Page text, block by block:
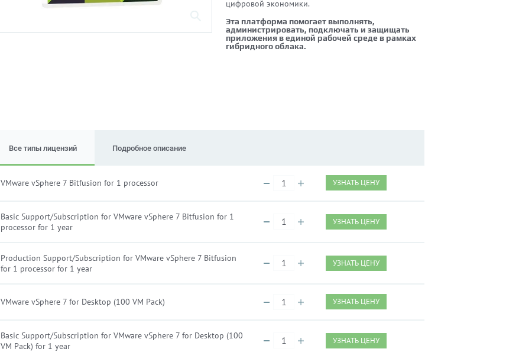
цифровой экономики.
Эта платформа помогает выполнять,
администрировать, подключать и защищать
приложения в единой рабочей среде в рамках
гибридного облака.
Все типы лицензий Подробное описание
VMware vSphere 7 Bitfusion for 1 processor УЗНАТЬ ЦЕНУ
Basic Support/Subscription for VMware vSphere 7 Bitfusion for 1
processor for 1 year
УЗНАТЬ ЦЕНУ
Production Support/Subscription for VMware vSphere 7 Bitfusion
for 1 processor for 1 year
УЗНАТЬ ЦЕНУ
VMware vSphere 7 for Desktop (100 VM Pack) УЗНАТЬ ЦЕНУ
Basic Support/Subscription for VMware vSphere 7 for Desktop (100
VM Pack) for 1 year
УЗНАТЬ ЦЕНУ